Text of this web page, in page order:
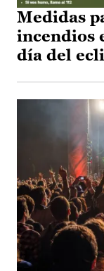
Medidas
incendios
día del